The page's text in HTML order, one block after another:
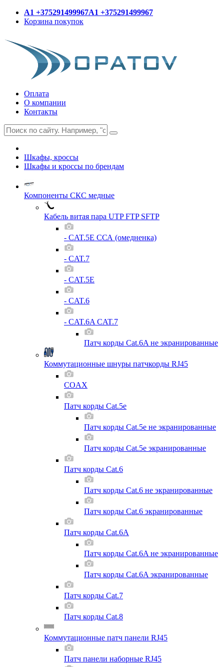
A1 +375291499967A1 +375291499967
Корзина покупок
Оплата
О компании
Контакты
Шкафы, кроссы
Шкафы и кроссы по брендам
Компоненты СКС медные
Кабель витая пара UTP FTP SFTP
- CAT.5E ССА (омедненка)
- CAT.7
- CAT.5E
- CAT.6
- CAT.6A CAT.7
Патч корды Cat.6A не экранированные
Коммутационные шнуры патчкорды RJ45
COAX
Патч корды Cat.5e
Патч корды Cat.5e не экранированные
Патч корды Cat.5e экранированные
Патч корды Cat.6
Патч корды Cat.6 не экранированные
Патч корды Cat.6 экранированные
Патч корды Cat.6A
Патч корды Cat.6A не экранированные
Патч корды Cat.6A экранированные
Патч корды Cat.7
Патч корды Cat.8
Коммутационные патч панели RJ45
Патч панели наборные RJ45